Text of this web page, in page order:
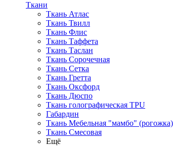
Ткани
Ткань Атлас
Ткань Твилл
Ткань Флис
Ткань Таффета
Ткань Таслан
Ткань Сорочечная
Ткань Сетка
Ткань Гретта
Ткань Оксфорд
Ткань Дюспо
Ткань голографическая TPU
Габардин
Ткань Мебельная "мамбо" (рогожка)
Ткань Смесовая
Ещё